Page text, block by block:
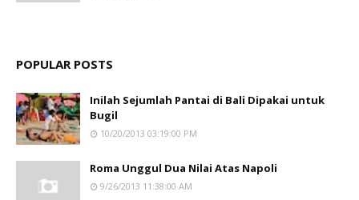
POPULAR POSTS
Inilah Sejumlah Pantai di Bali Dipakai untuk
Bugil
10/20/2013 03:19:00 PM
Roma Unggul Dua Nilai Atas Napoli
9/26/2013 11:38:00 AM